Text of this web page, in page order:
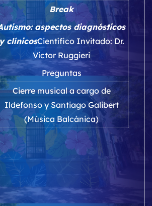
Break
aspectos diagnósticos
y clínicosCientífico Invitado: Dr.
Víctor Ruggieri
Preguntas
Cierre musical a cargo de
Ildefonso y Santiago Galibert
(Música Balcánica)